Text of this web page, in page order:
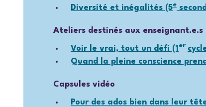
Diversité et inégalités (5e
Ateliers destinés aux
Voir le vrai, tout un défi (1 er
Quand la pleine conscience
Capsules vidéo
Pour des ados bien dans leur